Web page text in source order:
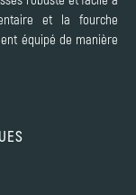
et la fourche
équipé de manière